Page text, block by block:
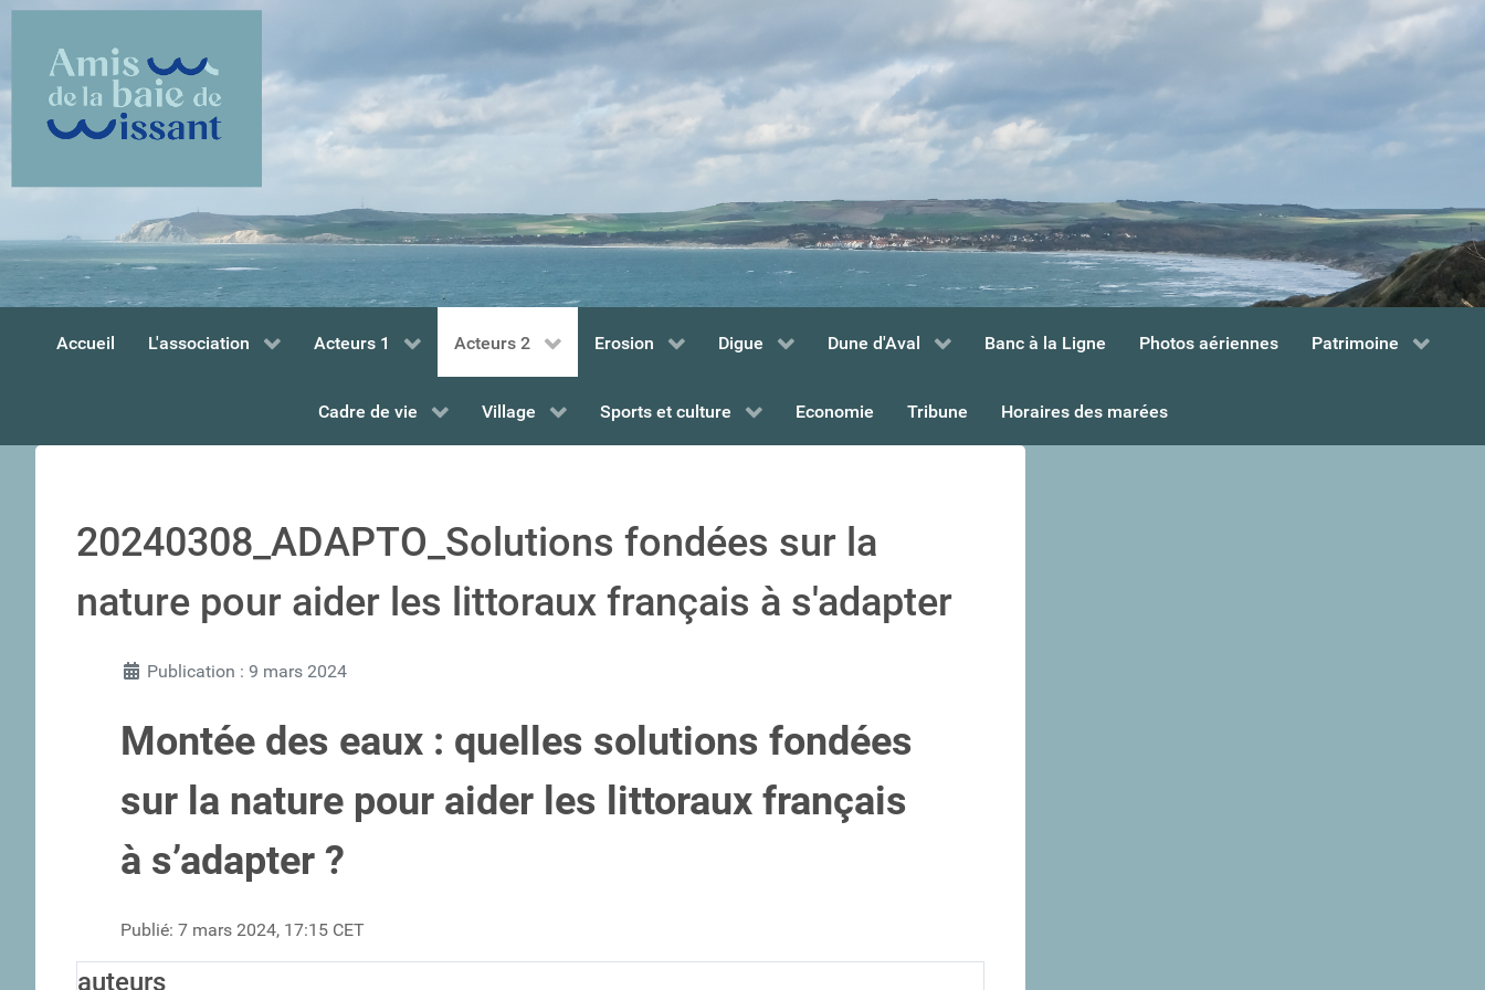
Accueil L'association Acteurs 1 Acteurs 2 Erosion Digue Dune d'Aval Banc à la Ligne Photos aériennes Patrimoine
Cadre de vie Village Sports et culture Economie Tribune Horaires des marées
20240308_ADAPTO_Solutions fondées sur la
nature pour aider les littoraux français à s'adapter
Publication : 9 mars 2024
Montée des eaux : quelles solutions fondées
sur la nature pour aider les littoraux français
à s’adapter ?
Publié: 7 mars 2024, 17:15 CET
auteurs